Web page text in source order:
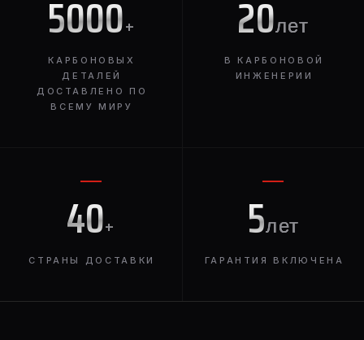
5000+
КАРБОНОВЫХ
ДЕТАЛЕЙ
ДОСТАВЛЕНО ПО
ВСЕМУ МИРУ
20лет
В КАРБОНОВОЙ
ИНЖЕНЕРИИ
40+
СТРАНЫ ДОСТАВКИ
5лет
ГАРАНТИЯ ВКЛЮЧЕНА